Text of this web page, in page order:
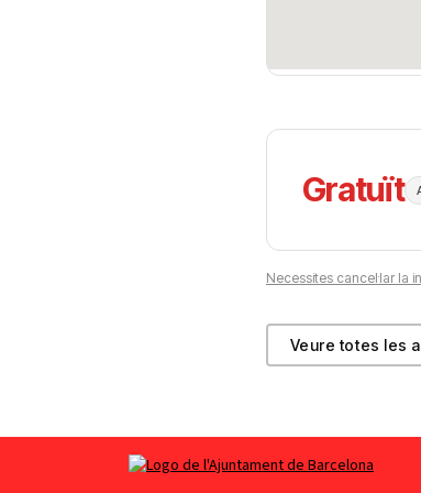
Gratuït
Necessites cancel·lar la
Veure totes les